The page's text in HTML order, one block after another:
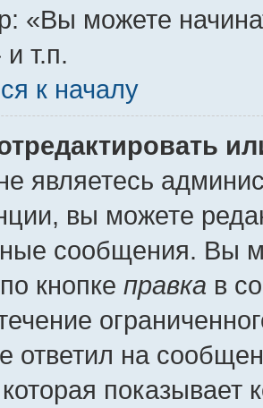
«Вы можете
т.п.
к началу
являетесь
вы можете
сообщения. Вы
кнопке правка в
ответил на
показывает